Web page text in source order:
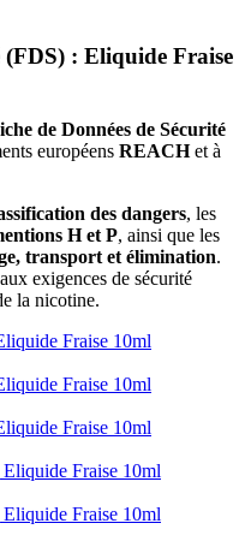
(FDS) : Eliquide Fraise
de Données de Sécurité
européens REACHet à
des dangers, les
H et P, ainsi que les
transport et élimination.
exigences de sécurité
la nicotine.
Fraise 10ml
Fraise 10ml
Fraise 10ml
Fraise 10ml
Fraise 10ml